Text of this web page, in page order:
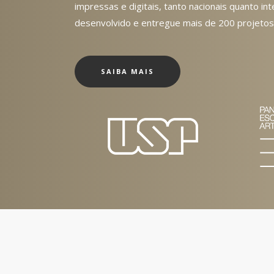
impressas e digitais, tanto nacionais quanto
desenvolvido e entregue mais de 200
SAIBA MAIS